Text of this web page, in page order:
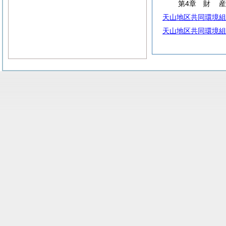
第4章 財 産
天山地区共同環境
天山地区共同環境